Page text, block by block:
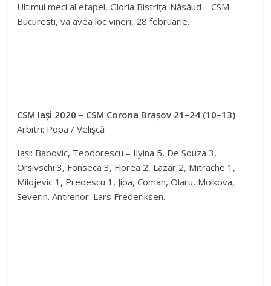
Ultimul meci al etapei, Gloria Bistrița-Năsăud – CSM
București, va avea loc vineri, 28 februarie.
CSM Iași 2020 – CSM Corona Brașov 21–24 (10–13)
Arbitri: Popa / Velișcă
Iași: Babovic, Teodorescu – Ilyina 5, De Souza 3,
Orșivschi 3, Fonseca 3, Florea 2, Lazăr 2, Mitrache 1,
Milojevic 1, Predescu 1, Jipa, Coman, Olaru, Molkova,
Severin. Antrenor: Lars Frederiksen.